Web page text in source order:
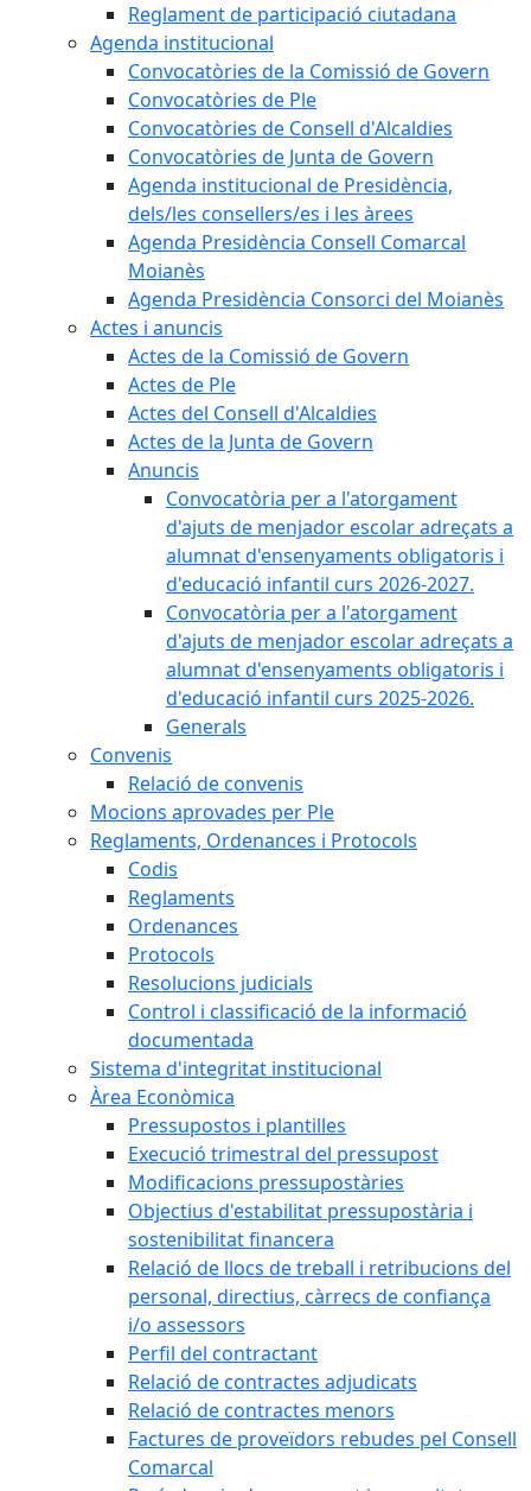
Reglament de participació ciutadana
Agenda institucional
Convocatòries de la Comissió de Govern
Convocatòries de Ple
Convocatòries de Consell d'Alcaldies
Convocatòries de Junta de Govern
Agenda institucional de Presidència,
dels/les consellers/es i les àrees
Agenda Presidència Consell Comarcal
Moianès
Agenda Presidència Consorci del Moianès
Actes i anuncis
Actes de la Comissió de Govern
Actes de Ple
Actes del Consell d'Alcaldies
Actes de la Junta de Govern
Anuncis
Convocatòria per a l'atorgament
d'ajuts de menjador escolar adreçats a
alumnat d'ensenyaments obligatoris i
d'educació infantil curs 2026-2027.
Convocatòria per a l'atorgament
d'ajuts de menjador escolar adreçats a
alumnat d'ensenyaments obligatoris i
d'educació infantil curs 2025-2026.
Generals
Convenis
Relació de convenis
Mocions aprovades per Ple
Reglaments, Ordenances i Protocols
Codis
Reglaments
Ordenances
Protocols
Resolucions judicials
Control i classificació de la informació
documentada
Sistema d'integritat institucional
Àrea Econòmica
Pressupostos i plantilles
Execució trimestral del pressupost
Modificacions pressupostàries
Objectius d'estabilitat pressupostària i
sostenibilitat financera
Relació de llocs de treball i retribucions del
personal, directius, càrrecs de confiança
i/o assessors
Perfil del contractant
Relació de contractes adjudicats
Relació de contractes menors
Factures de proveïdors rebudes pel Consell
Comarcal